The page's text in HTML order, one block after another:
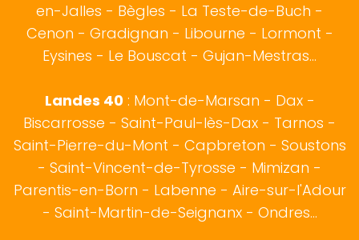
en-Jalles - Bègles - La Teste-de-Buch -
Cenon - Gradignan - Libourne - Lormont -
Eysines - Le Bouscat - Gujan-Mestras...
Landes 40: Mont-de-Marsan - Dax-
Biscarrosse - Saint-Paul-lès-Dax - Tarnos -
Saint-Pierre-du-Mont - Capbreton - Soustons
- Saint-Vincent-de-Tyrosse - Mimizan -
Parentis-en-Born - Labenne - Aire-sur-l'Adour
- Saint-Martin-de-Seignanx - Ondres...